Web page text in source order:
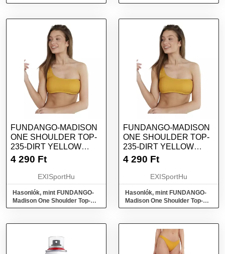
méret
235-dirt yellow Sárga M
FUNDANGO-MADISON
ONE SHOULDER TOP-
235-DIRT YELLOW
SÁRGA L
4 290 Ft
EXISportHu
Hasonlók, mint FUNDANGO-
Madison One Shoulder Top-
235-dirt yellow Sárga L
FUNDANGO-MADISON
ONE SHOULDER TOP-
235-DIRT YELLOW
SÁRGA S
4 290 Ft
EXISportHu
Hasonlók, mint FUNDANGO-
Madison One Shoulder Top-
235-dirt yellow Sárga S